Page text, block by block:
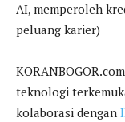
AI, memperoleh
peluang karier)
teknologi
kolaborasi dengan